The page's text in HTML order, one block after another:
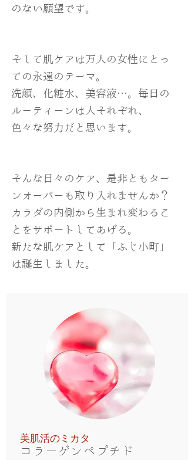
のない願望です。
そして肌ケアは万人の女性にとっ
ての永遠のテーマ。
洗顔、化粧水、美容液…。毎日の
ルーティーンは人それぞれ、
色々な努力だと思います。
そんな日々のケア、是非ともター
ンオーバーも取り入れませんか？
カラダの内側から生まれ変わるこ
とをサポートしてあげる。
新たな肌ケアとして「ふじ小町」
は誕生しました。
美肌活のミカタ
コラーゲンペプチド